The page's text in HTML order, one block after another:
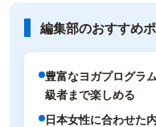
編集部のおすすめ
豊富なヨガプログラ
級者まで楽しめる
日本女性に合わせた